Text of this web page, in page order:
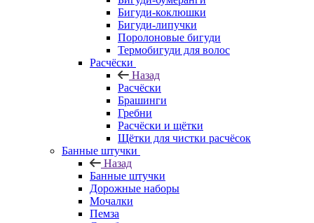
Бигуди-коклюшки
Бигуди-липучки
Поролоновые бигуди
Термобигуди для волос
Расчёски
Назад
Расчёски
Брашинги
Гребни
Расчёски и щётки
Щётки для чистки расчёсок
Банные штучки
Назад
Банные штучки
Дорожные наборы
Мочалки
Пемза